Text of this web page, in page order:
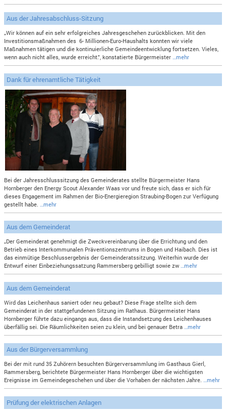
Aus der Jahresabschluss-Sitzung
„Wir können auf ein sehr erfolgreiches Jahresgeschehen zurückblicken. Mit den
Investitionsmaßnahmen des 6- Millionen-Euro-Haushalts konnten wir viele
Maßnahmen tätigen und die kontinuierliche Gemeindeentwicklung fortsetzen. Vieles,
wenn auch nicht alles, wurde erreicht.", konstatierte Bürgermeister
…mehr
Dank für ehrenamtliche Tätigkeit
Bei der Jahresschlusssitzung des Gemeinderates stellte Bürgermeister Hans
Hornberger den Energy Scout Alexander Waas vor und freute sich, dass er sich für
dieses Engagement im Rahmen der Bio-Energieregion Straubing-Bogen zur Verfügung
gestellt habe.…mehr
Aus dem Gemeinderat
„Der Gemeinderat genehmigt die Zweckvereinbarung über die Errichtung und den
Betrieb eines Interkommunalen Präventionszentrums in Bogen und Haibach. Dies ist
das einmütige Beschlussergebnis der Gemeinderatssitzung. Weiterhin wurde der
Entwurf einer Einbeziehungssatzung Rammersberg gebilligt sowie zw
…mehr
Aus dem Gemeinderat
Wird das Leichenhaus saniert oder neu gebaut? Diese Frage stellte sich dem
Gemeinderat in der stattgefundenen Sitzung im Rathaus. Bürgermeister Hans
Hornberger führte dazu eingangs aus, dass die Instandsetzung des Leichenhauses
überfällig sei. Die Räumlichkeiten seien zu klein, und bei genauer Betra
…mehr
Aus der Bürgerversammlung
Bei der mit rund 35 Zuhörern besuchten Bürgerversammlung im Gasthaus Gierl,
Rammersberg, berichtete Bürgermeister Hans Hornberger über die wichtigsten
Ereignisse im Gemeindegeschehen und über die Vorhaben der nächsten Jahre.
…mehr
Prüfung der elektrischen Anlagen